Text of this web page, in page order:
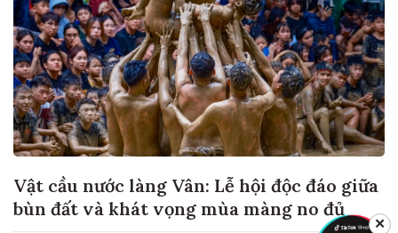
Vật cầu nước làng Vân: Lễ hội độc đáo giữa
bùn đất và khát vọng mùa màng no đủ
✕